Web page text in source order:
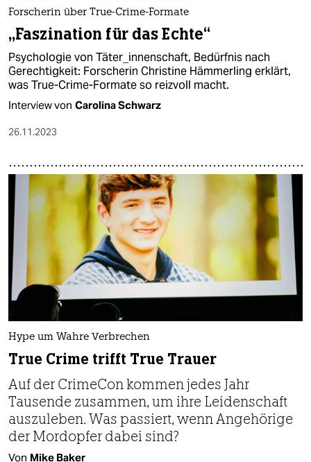
Forscherin über True-Crime-Formate
„Faszination für das Echte“
Psychologie von Täter_innenschaft, Bedürfnis nach
Gerechtigkeit: Forscherin Christine Hämmerling erklärt,
was True-Crime-Formate so reizvoll macht.
Interview von Carolina Schwarz
26.11.2023
Hype um Wahre Verbrechen
True Crime trifft True Trauer
Auf der CrimeCon kommen jedes Jahr
Tausende zusammen, um ihre Leidenschaft
auszuleben. Was passiert, wenn Angehörige
der Mordopfer dabei sind?
Von Mike Baker